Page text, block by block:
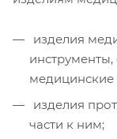
изделия
медицинские
изделия
части к ним;